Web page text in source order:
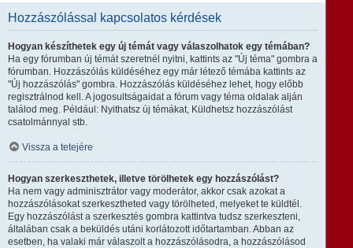
Hozzászólással kapcsolatos kérdések
Hogyan készíthetek egy új témát vagy válaszolhatok egy témában?
Ha egy fórumban új témát szeretnél nyitni, kattints az "Új téma" gombra a
fórumban. Hozzászólás küldéséhez egy már létező témába kattints az
"Új hozzászólás" gombra. Hozzászólás küldéséhez lehet, hogy előbb
regisztrálnod kell. A jogosultságaidat a fórum vagy téma oldalak alján
találod meg. Például: Nyithatsz új témákat, Küldhetsz hozzászólást
csatolmánnyal stb.
Vissza a tetejére
Hogyan szerkeszthetek, illetve törölhetek egy hozzászólást?
Ha nem vagy adminisztrátor vagy moderátor, akkor csak azokat a
hozzászólásokat szerkesztheted vagy törölheted, melyeket te küldtél.
Egy hozzászólást a szerkesztés gombra kattintva tudsz szerkeszteni,
általában csak a beküldés utáni korlátozott időtartamban. Abban az
esetben, ha valaki már válaszolt a hozzászólásodra, a hozzászólásod